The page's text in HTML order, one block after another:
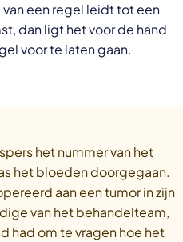
een regel leidt tot een
dan ligt het voor de hand
voor te laten gaan.
het nummer van het
het bloeden doorgegaan.
aan een tumor in zijn
van het behandelteam,
had om te vragen hoe het